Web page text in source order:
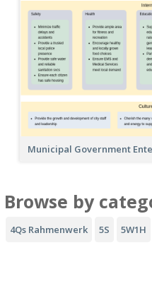
Municipal Government
Browse by
4Qs Rahmenwerk 5S 5W1H